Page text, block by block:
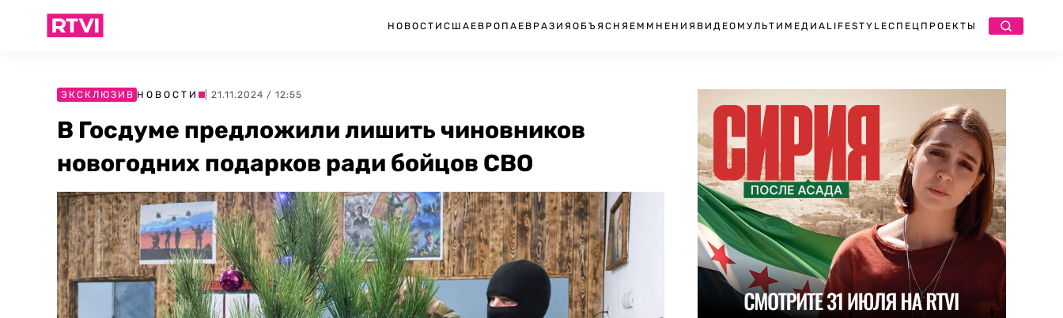
НОВОСТИ США ЕВРОПА ЕВРАЗИЯ ОБЪЯСНЯЕМ МНЕНИЯ ВИДЕО МУЛЬТИМЕДИА LIFESTYLEСПЕЦПРОЕКТЫ
ЭКСКЛЮЗИВ НОВОСТИ | 21.11.2024 / 12:55
В Госдуме предложили лишить чиновников
новогодних подарков ради бойцов СВО